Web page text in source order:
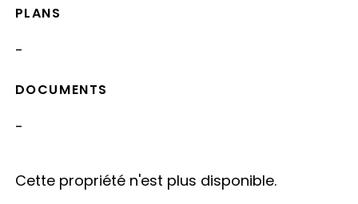
PLANS
-
DOCUMENTS
-
Cette propriété n'est plus disponible.